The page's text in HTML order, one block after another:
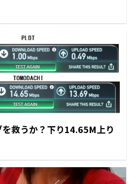
救うか？下り14.65M上り